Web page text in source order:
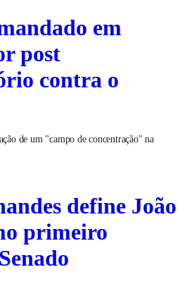
em
post
contra o
de um "campo de concentração" na
define João
primeiro